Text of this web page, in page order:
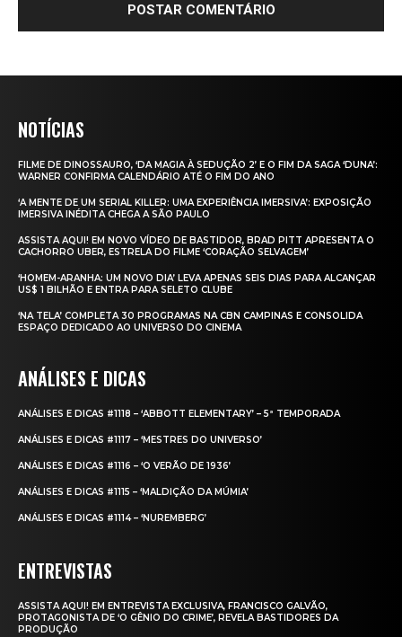
NOTÍCIAS
FILME DE DINOSSAURO, ‘DA MAGIA À SEDUÇÃO 2’ E O FIM DA SAGA ‘DUNA’:
WARNER CONFIRMA CALENDÁRIO ATÉ O FIM DO ANO
‘A MENTE DE UM SERIAL KILLER: UMA EXPERIÊNCIA IMERSIVA’: EXPOSIÇÃO
IMERSIVA INÉDITA CHEGA A SÃO PAULO
ASSISTA AQUI! EM NOVO VÍDEO DE BASTIDOR, BRAD PITT APRESENTA O
CACHORRO UBER, ESTRELA DO FILME ‘CORAÇÃO SELVAGEM’
‘HOMEM-ARANHA: UM NOVO DIA’ LEVA APENAS SEIS DIAS PARA ALCANÇAR
US$ 1 BILHÃO E ENTRA PARA SELETO CLUBE
‘NA TELA’ COMPLETA 30 PROGRAMAS NA CBN CAMPINAS E CONSOLIDA
ESPAÇO DEDICADO AO UNIVERSO DO CINEMA
ANÁLISES E DICAS
ANÁLISES E DICAS #1118 – ‘ABBOTT ELEMENTARY’ – 5ª TEMPORADA
ANÁLISES E DICAS #1117 – ‘MESTRES DO UNIVERSO’
ANÁLISES E DICAS #1116 – ‘O VERÃO DE 1936’
ANÁLISES E DICAS #1115 – ‘MALDIÇÃO DA MÚMIA’
ANÁLISES E DICAS #1114 – ‘NUREMBERG’
ENTREVISTAS
ASSISTA AQUI! EM ENTREVISTA EXCLUSIVA, FRANCISCO GALVÃO,
PROTAGONISTA DE ‘O GÊNIO DO CRIME’, REVELA BASTIDORES DA
PRODUÇÃO